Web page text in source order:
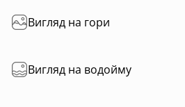
Вигляд на гори
Вигляд на водойму